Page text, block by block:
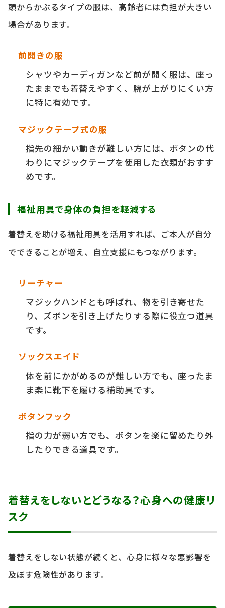
頭からかぶるタイプの服は、高齢者には負担が大きい
場合があります。
前開きの服
シャツやカーディガンなど前が開く服は、座っ
たままでも着替えやすく、腕が上がりにくい方
に特に有効です。
マジックテープ式の服
指先の細かい動きが難しい方には、ボタンの代
わりにマジックテープを使用した衣類がおすす
めです。
福祉用具で身体の負担を軽減する
着替えを助ける福祉用具を活用すれば、ご本人が自分
でできることが増え、自立支援にもつながります。
リーチャー
マジックハンドとも呼ばれ、物を引き寄せた
り、ズボンを引き上げたりする際に役立つ道具
です。
ソックスエイド
体を前にかがめるのが難しい方でも、座ったま
ま楽に靴下を履ける補助具です。
ボタンフック
指の力が弱い方でも、ボタンを楽に留めたり外
したりできる道具です。
着替えをしないとどうなる？心身への健康リ
スク
着替えをしない状態が続くと、心身に様々な悪影響を
及ぼす危険性があります。